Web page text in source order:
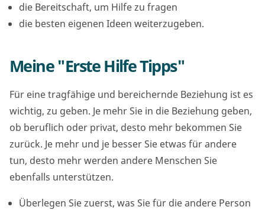
die Bereitschaft, um Hilfe zu fragen
die besten eigenen Ideen weiterzugeben.
Meine "Erste Hilfe Tipps"
Für eine tragfähige und bereichernde Beziehung ist es
wichtig, zu geben. Je mehr Sie in die Beziehung geben,
ob beruflich oder privat, desto mehr bekommen Sie
zurück. Je mehr und je besser Sie etwas für andere
tun, desto mehr werden andere Menschen Sie
ebenfalls unterstützen.
Überlegen Sie zuerst, was Sie für die andere Person